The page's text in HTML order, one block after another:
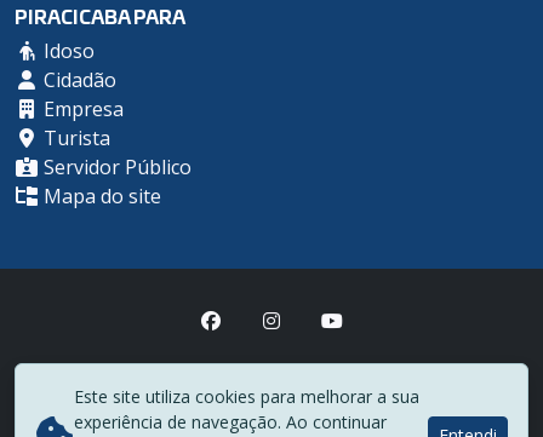
PIRACICABA PARA
Idoso
Cidadão
Empresa
Turista
Servidor Público
Mapa do site
(19) 3403-1000
Rua Antônio Corrêa Barbosa, 2233 - Centro - CEP 13400-900
Este site utiliza cookies para melhorar a sua
experiência de navegação. Ao continuar